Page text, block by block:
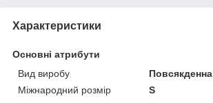
Характеристики
Основні атрибути
Вид виробу
Міжнародний розмір
S